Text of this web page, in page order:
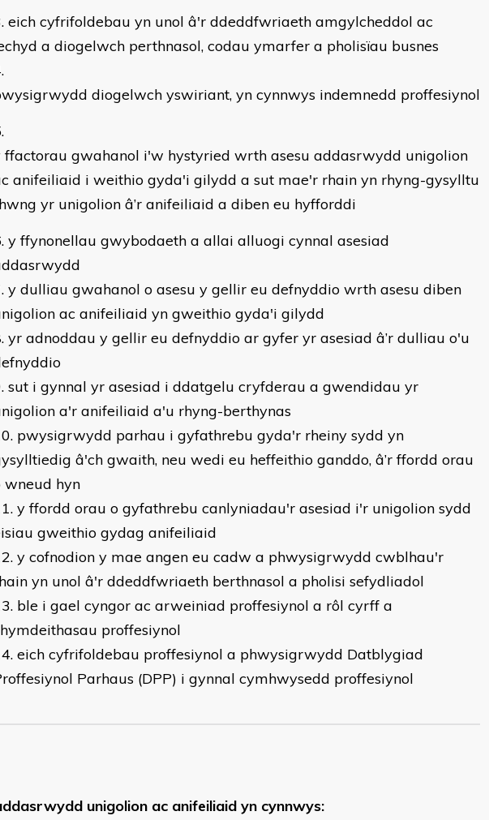
eich cyfrifoldebau yn unol â'r ddeddfwriaeth amgylcheddol ac
a diogelwch perthnasol, codau ymarfer a pholisïau busnes
diogelwch yswiriant, yn cynnwys indemnedd proffesiynol
ffactorau gwahanol i'w hystyried wrth asesu addasrwydd unigolion
anifeiliaid i weithio gyda'i gilydd a sut mae'r rhain yn rhyng-gysylltu
yr unigolion â’r anifeiliaid a diben eu hyfforddi
y ffynonellau gwybodaeth a allai alluogi cynnal asesiad
y dulliau gwahanol o asesu y gellir eu defnyddio wrth asesu diben
ac anifeiliaid yn gweithio gyda'i gilydd
yr adnoddau y gellir eu defnyddio ar gyfer yr asesiad â’r dulliau o'u
sut i gynnal yr asesiad i ddatgelu cryfderau a gwendidau yr
a'r anifeiliaid a'u rhyng-berthynas
pwysigrwydd parhau i gyfathrebu gyda'r rheiny sydd yn
â'ch gwaith, neu wedi eu heffeithio ganddo, â’r ffordd orau
wneud hyn
y ffordd orau o gyfathrebu canlyniadau'r asesiad i'r unigolion sydd
gweithio gydag anifeiliaid
y cofnodion y mae angen eu cadw a phwysigrwydd cwblhau'r
yn unol â'r ddeddfwriaeth berthnasol a pholisi sefydliadol
ble i gael cyngor ac arweiniad proffesiynol a rôl cyrff a
proffesiynol
eich cyfrifoldebau proffesiynol a phwysigrwydd Datblygiad
Parhaus (DPP) i gynnal cymhwysedd proffesiynol
unigolion ac anifeiliaid yn cynnwys: